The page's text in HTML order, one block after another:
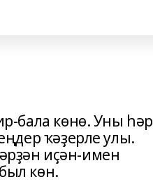
бала көнө. Уны һәр
ҡәҙерле улы.
иҫән-имен
көн.